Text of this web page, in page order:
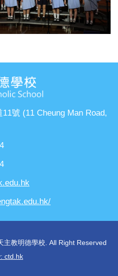
號 (11 Cheung Man Road,
主教明德學校. All Right Reserved
ctd.hk